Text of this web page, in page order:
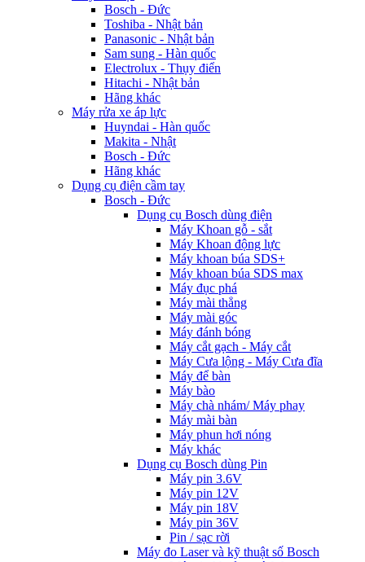
Bosch - Đức
Toshiba - Nhật bản
Panasonic - Nhật bản
Sam sung - Hàn quốc
Electrolux - Thụy điển
Hitachi - Nhật bản
Hãng khác
Máy rửa xe áp lực
Huyndai - Hàn quốc
Makita - Nhật
Bosch - Đức
Hãng khác
Dụng cụ điện cầm tay
Bosch - Đức
Dụng cụ Bosch dùng điện
Máy Khoan gỗ - sắt
Máy Khoan động lực
Máy khoan búa SDS+
Máy khoan búa SDS max
Máy đục phá
Máy mài thẳng
Máy mài góc
Máy đánh bóng
Máy cắt gạch - Máy cắt
Máy Cưa lộng - Máy Cưa đĩa
Máy để bàn
Máy bào
Máy chà nhám/ Máy phay
Máy mài bàn
Máy phun hơi nóng
Máy khác
Dụng cụ Bosch dùng Pin
Máy pin 3.6V
Máy pin 12V
Máy pin 18V
Máy pin 36V
Pin / sạc rời
Máy đo Laser và kỹ thuật số Bosch